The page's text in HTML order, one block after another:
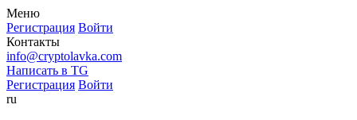
Меню
Регистрация Войти
Контакты
info@cryptolavka.com
Написать в TG
Регистрация Войти
ru